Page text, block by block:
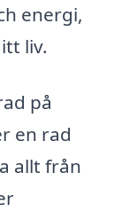
energi,
liv.
på
en rad
allt från